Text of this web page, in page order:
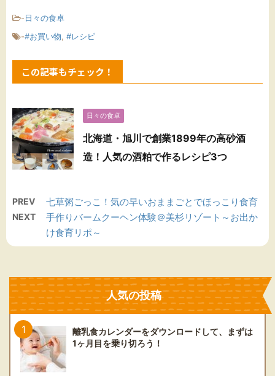
-日々の食卓
-#お買い物, #レシピ
この記事もチェック！
日々の食卓
北海道・旭川で創業1899年の高砂酒
造！人気の酒粕で作るレシピ3つ
PREV 七草粥ごっこ！気の早いおままごとでほっこり食育
NEXT
手作りバームクーヘン体験＠美杉リゾート～お出か
け食育リポ～
人気の投稿
離乳食カレンダーをダウンロードして、まずは
1ヶ月目を乗り切ろう！